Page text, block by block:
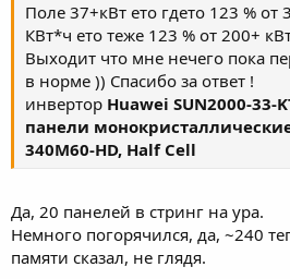
Поле 37+кВт ето гдето 123 % от
КВт*ч ето теже 123 % от 200+
Выходит что мне нечего пока
в норме )) Спасибо за ответ !
инвертор Huawei SUN2000-33-
панели монокристаллические
340M60-HD, Half Cell
Да, 20 панелей в стринг на ура.
Немного погорячился, да, ~240
памяти сказал, не глядя.